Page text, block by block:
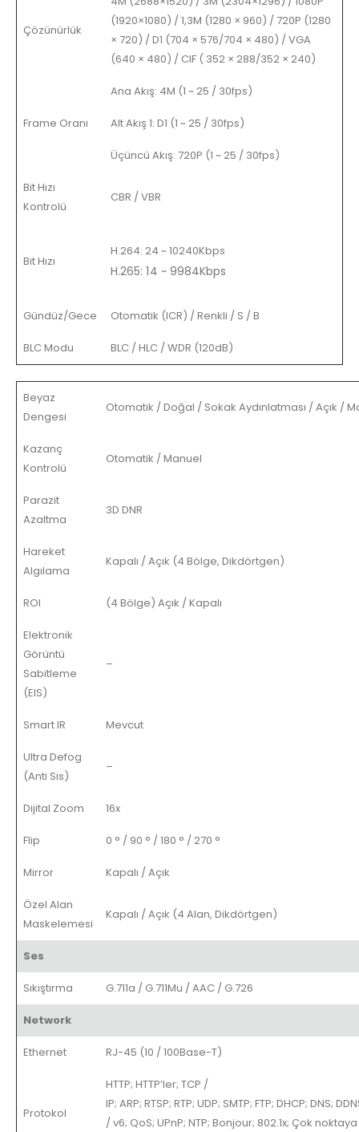
Çözünürlük
(1920×1080) / 1,3M (1280 × 960) / 720P (1280
× 720) / D1 (704 × 576/704 × 480) / VGA
(640 × 480) / CIF ( 352 × 288/352 × 240)
Frame Oranı
Ana Akış: 4M (1 ~ 25 / 30fps)
Alt Akış 1: D1 (1 ~ 25 / 30fps)
Üçüncü Akış: 720P (1 ~ 25 / 30fps)
Bit Hızı
Kontrolü
CBR / VBR
Bit Hızı
H.264: 24 ~ 10240Kbps
H.265: 14 ~ 9984Kbps
Gündüz/Gece Otomatik (ICR) / Renkli / S / B
BLC Modu BLC / HLC / WDR (120dB)
Beyaz
Dengesi
Otomatik / Doğal / Sokak Aydınlatması / Açık /
Kazanç
Kontrolü
Otomatik / Manuel
Parazit
Azaltma
3D DNR
Hareket
Algılama
Kapalı / Açık (4 Bölge, Dikdörtgen)
ROI (4 Bölge) Açık / Kapalı
Elektronik
Görüntü
Sabitleme
(EIS)
–
Smart IR Mevcut
Ultra Defog
(Anti Sis)
–
Dijital Zoom 16x
Flip 0 ° / 90 ° / 180 ° / 270 °
Mirror Kapalı / Açık
Özel Alan
Maskelemesi
Kapalı / Açık (4 Alan, Dikdörtgen)
Ses
Sıkıştırma G.711a / G.711Mu / AAC / G.726
Network
Ethernet RJ-45 (10 / 100Base-T)
Protokol
HTTP; HTTP’ler; TCP /
IP; ARP; RTSP; RTP; UDP; SMTP; FTP; DHCP; DNS;
/ v6; QoS; UPnP; NTP; Bonjour; 802.1x; Çok noktaya